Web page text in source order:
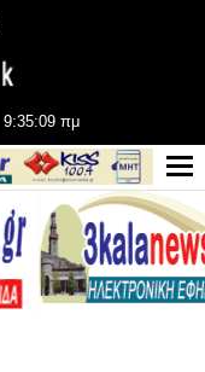
9:35:09 πμ